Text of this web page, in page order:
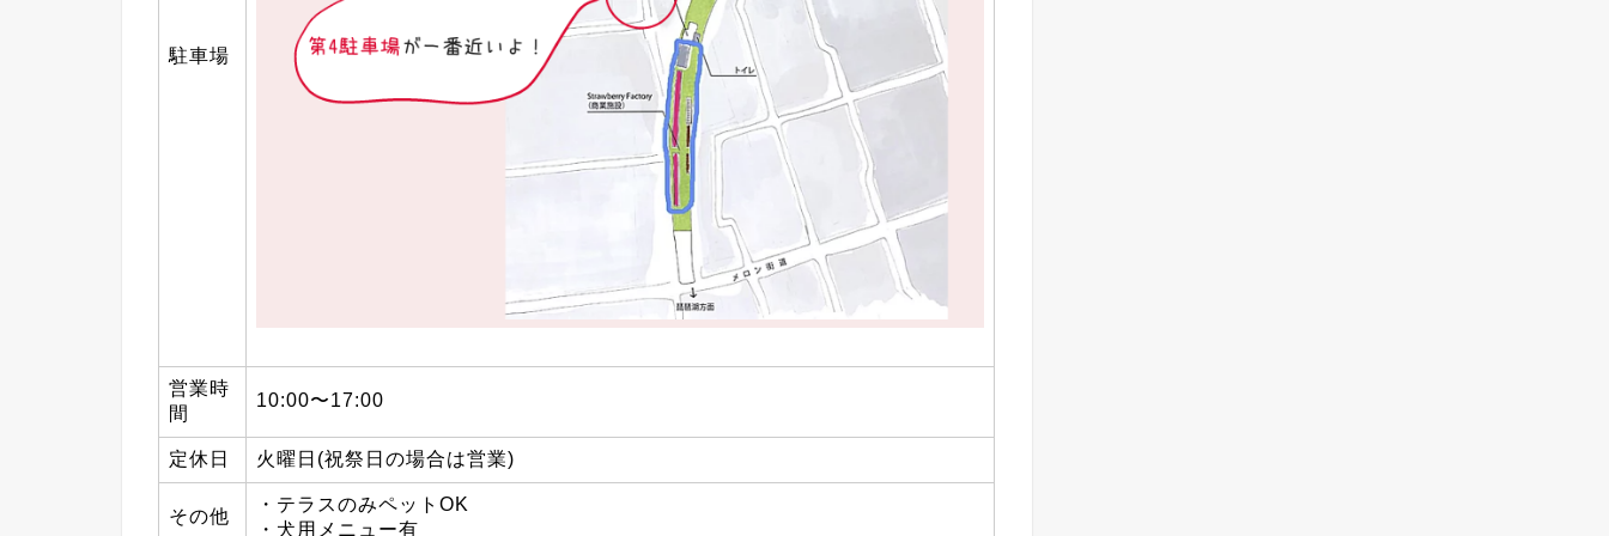
駐車場
営業時
間
10:00〜17:00
定休日 火曜日(祝祭日の場合は営業)
その他
・テラスのみペットOK
・犬用メニュー有